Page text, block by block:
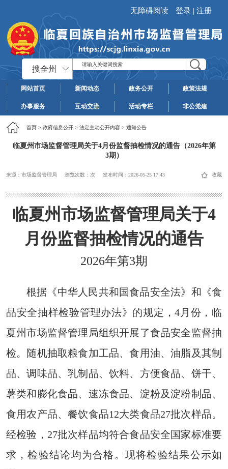
无障碍阅读 登录 | 注册
搜全州
网站首页 新闻动态 政务公开 政策法规
办事服务 互动交流 活动专栏 非公党建
首页> 政府信息公开> 法定主动公开内容> 通知公告
临夏州市场监督管理局关于4月份监督抽检情况的通告（2026年第
3期）
来源：市场监督管理局 浏览次数： 次 发布时间： 2026-05-25 17:43 收藏
临夏州市场监督管理局关于4
月份监督抽检情况的通告
2026年第3期
根据《中华人民共和国食品安全法》和《食
品安全抽样检验管理办法》的规定，4月份，临
夏州市场监督管理局组织开展了食品安全监督抽
检。随机抽取粮食加工品、食用油、油脂及其制
品、调味品、乳制品、饮料、方便食品、饼干、
薯类和膨化食品、速冻食品、淀粉及淀粉制品、
食用农产品、餐饮食品12大类食品27批次样品。
经检验，27批次样品均符合食品安全国家标准要
求，检验结论均为合格。现将检验结果公示如